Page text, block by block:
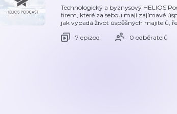
Technologický a byznysový HELIOS
firem, které za sebou mají zajímavé
jak vypadá život úspěšných majitelů,
7 epizod
0 odběratelů